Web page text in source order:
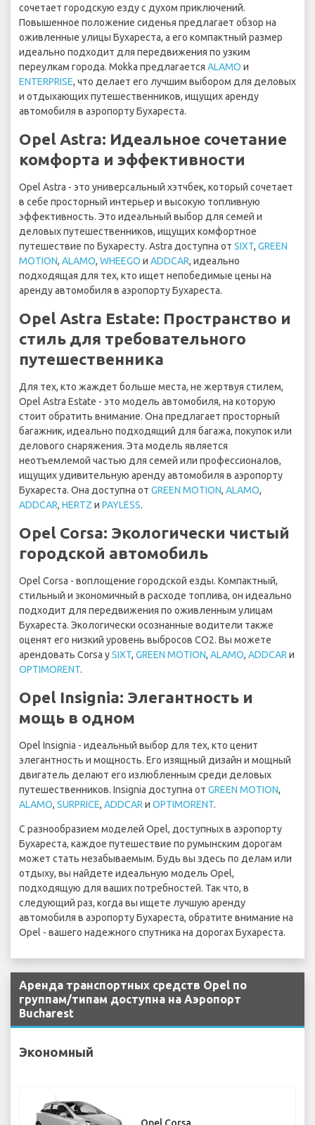
сочетает городскую езду с духом приключений.
Повышенное положение сиденья предлагает обзор на
оживленные улицы Бухареста, а его компактный размер
идеально подходит для передвижения по узким
переулкам города. Mokka предлагается ALAMO и
ENTERPRISE, что делает его лучшим выбором для деловых
и отдыхающих путешественников, ищущих аренду
автомобиля в аэропорту Бухареста.
Opel Astra: Идеальное сочетание
комфорта и эффективности
Opel Astra - это универсальный хэтчбек, который сочетает
в себе просторный интерьер и высокую топливную
эффективность. Это идеальный выбор для семей и
деловых путешественников, ищущих комфортное
путешествие по Бухаресту. Astra доступна от SIXT, GREEN
MOTION, ALAMO, WHEEGO и ADDCAR, идеально
подходящая для тех, кто ищет непобедимые цены на
аренду автомобиля в аэропорту Бухареста.
Opel Astra Estate: Пространство и
стиль для требовательного
путешественника
Для тех, кто жаждет больше места, не жертвуя стилем,
Opel Astra Estate - это модель автомобиля, на которую
стоит обратить внимание. Она предлагает просторный
багажник, идеально подходящий для багажа, покупок или
делового снаряжения. Эта модель является
неотъемлемой частью для семей или профессионалов,
ищущих удивительную аренду автомобиля в аэропорту
Бухареста. Она доступна от GREEN MOTION, ALAMO,
ADDCAR, HERTZ и PAYLESS.
Opel Corsa: Экологически чистый
городской автомобиль
Opel Corsa - воплощение городской езды. Компактный,
стильный и экономичный в расходе топлива, он идеально
подходит для передвижения по оживленным улицам
Бухареста. Экологически осознанные водители также
оценят его низкий уровень выбросов CO2. Вы можете
арендовать Corsa уSIXT, GREEN MOTION, ALAMO, ADDCAR и
OPTIMORENT.
Opel Insignia: Элегантность и
мощь в одном
Opel Insignia - идеальный выбор для тех, кто ценит
элегантность и мощность. Его изящный дизайн и мощный
двигатель делают его излюбленным среди деловых
путешественников. Insignia доступна от GREEN MOTION,
ALAMO, SURPRICE, ADDCAR и OPTIMORENT.
С разнообразием моделей Opel, доступных в аэропорту
Бухареста, каждое путешествие по румынским дорогам
может стать незабываемым. Будь вы здесь по делам или
отдыху, вы найдете идеальную модель Opel,
подходящую для ваших потребностей. Так что, в
следующий раз, когда вы ищете лучшую аренду
автомобиля в аэропорту Бухареста, обратите внимание на
Opel - вашего надежного спутника на дорогах Бухареста.
Аренда транспортных средств Opel по
группам/типам доступна на Аэропорт
Bucharest
Экономный